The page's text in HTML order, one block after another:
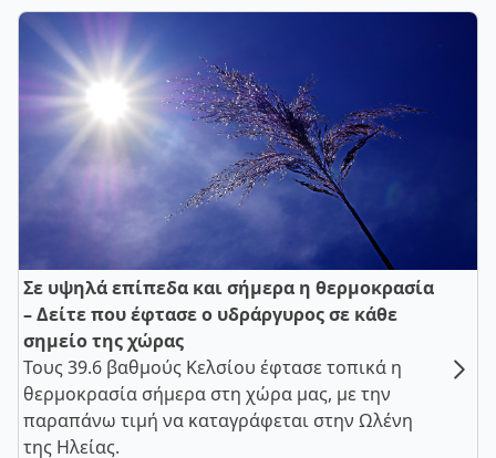
Σε υψηλά επίπεδα και σήμερα η θερμοκρασία
– Δείτε που έφτασε ο υδράργυρος σε κάθε
σημείο της χώρας
Τους 39.6 βαθμούς Κελσίου έφτασε τοπικά η
θερμοκρασία σήμερα στη χώρα μας, με την
παραπάνω τιμή να καταγράφεται στην Ωλένη
της Ηλείας.